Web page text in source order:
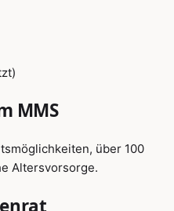
MMS
über 100
Altersvorsorge.